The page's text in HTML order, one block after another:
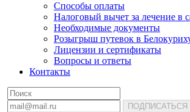
Способы оплаты
Налоговый вычет за лечение в
Необходимые документы
Розыгрыш путевок в
Лицензии и сертификаты
Вопросы и ответы
Контакты
ПОДПИСАТЬСЯ